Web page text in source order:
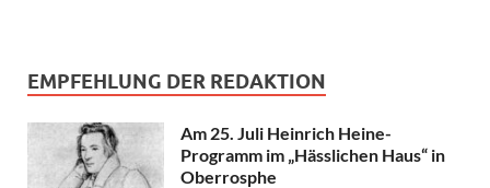
EMPFEHLUNG DER REDAKTION
Am 25. Juli Heinrich Heine-
Programm im „Hässlichen Haus“ in
Oberrosphe